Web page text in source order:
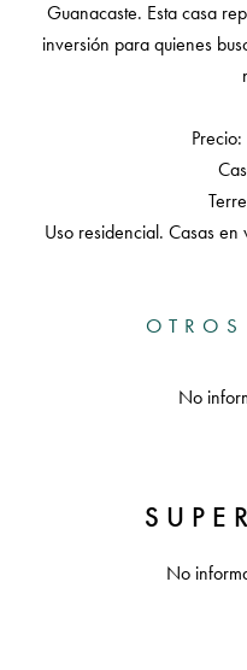
Guanacaste. Esta casa
inversión para quienes
Uso residencial. Casas en
No
No